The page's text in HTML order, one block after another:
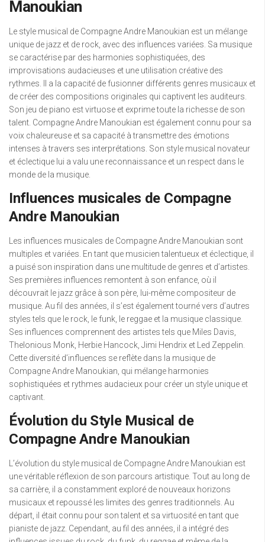
Manoukian
Le style musical de Compagne Andre Manoukian est un mélange
unique de jazz et de rock, avec des influences variées. Sa musique
se caractérise par des harmonies sophistiquées, des
improvisations audacieuses et une utilisation créative des
rythmes. Il a la capacité de fusionner différents genres musicaux et
de créer des compositions originales qui captivent les auditeurs.
Son jeu de piano est virtuose et exprime toute la richesse de son
talent. Compagne Andre Manoukian est également connu pour sa
voix chaleureuse et sa capacité à transmettre des émotions
intenses à travers ses interprétations. Son style musical novateur
et éclectique lui a valu une reconnaissance et un respect dans le
monde de la musique.
Influences musicales de Compagne
Andre Manoukian
Les influences musicales de Compagne Andre Manoukian sont
multiples et variées. En tant que musicien talentueux et éclectique, il
a puisé son inspiration dans une multitude de genres et d’artistes.
Ses premières influences remontent à son enfance, où il
découvrait le jazz grâce à son père, lui-même compositeur de
musique. Au fil des années, il s’est également tourné vers d’autres
styles tels que le rock, le funk, le reggae et la musique classique.
Ses influences comprennent des artistes tels que Miles Davis,
Thelonious Monk, Herbie Hancock, Jimi Hendrix et Led Zeppelin.
Cette diversité d’influences se reflète dans la musique de
Compagne Andre Manoukian, qui mélange harmonies
sophistiquées et rythmes audacieux pour créer un style unique et
captivant.
Évolution du Style Musical de
Compagne Andre Manoukian
L’évolution du style musical de Compagne Andre Manoukian est
une véritable réflexion de son parcours artistique. Tout au long de
sa carrière, il a constamment exploré de nouveaux horizons
musicaux et repoussé les limites des genres traditionnels. Au
départ, il était connu pour son talent et sa virtuosité en tant que
pianiste de jazz. Cependant, au fil des années, il a intégré des